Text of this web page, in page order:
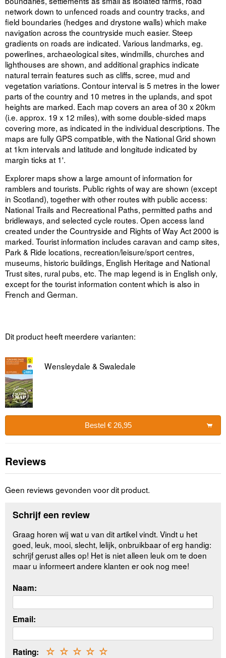
network down to unfenced roads and country tracks, and
field boundaries (hedges and drystone walls) which make
navigation across the countryside much easier. Steep
gradients on roads are indicated. Various landmarks, eg.
powerlines, archaeological sites, windmills, churches and
lighthouses are shown, and additional graphics indicate
natural terrain features such as cliffs, scree, mud and
vegetation variations. Contour interval is 5 metres in the lower
parts of the country and 10 metres in the uplands, and spot
heights are marked. Each map covers an area of 30 x 20km
(i.e. approx. 19 x 12 miles), with some double-sided maps
covering more, as indicated in the individual descriptions. The
maps are fully GPS compatible, with the National Grid shown
at 1km intervals and latitude and longitude indicated by
margin ticks at 1'.
Explorer maps show a large amount of information for
ramblers and tourists. Public rights of way are shown (except
in Scotland), together with other routes with public access:
National Trails and Recreational Paths, permitted paths and
bridleways, and selected cycle routes. Open access land
created under the Countryside and Rights of Way Act 2000 is
marked. Tourist information includes caravan and camp sites,
Park & Ride locations, recreation/leisure/sport centres,
museums, historic buildings, English Heritage and National
Trust sites, rural pubs, etc. The map legend is in English only,
except for the tourist information content which is also in
French and German.
Dit product heeft meerdere varianten:
Wensleydale & Swaledale
Bestel € 26,95
Reviews
Geen reviews gevonden voor dit product.
Schrijf een review
Graag horen wij wat u van dit artikel vindt. Vindt u het
goed, leuk, mooi, slecht, lelijk, onbruikbaar of erg handig:
schrijf gerust alles op! Het is niet alleen leuk om te doen
maar u informeert andere klanten er ook nog mee!
Naam:
Email:
Rating: ☆
☆
☆
☆
☆